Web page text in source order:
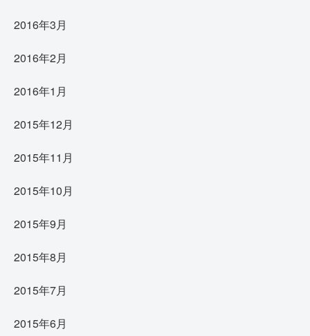
2016年3月
2016年2月
2016年1月
2015年12月
2015年11月
2015年10月
2015年9月
2015年8月
2015年7月
2015年6月